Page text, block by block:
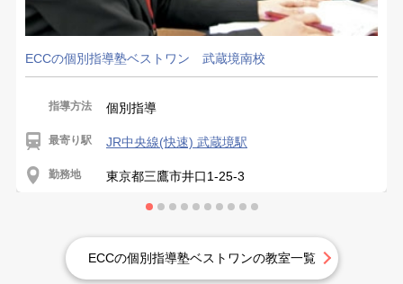
ECCの個別指導塾ベストワン 武蔵境南校
指導方法 個別指導
最寄り駅 JR中央線(快速) 武蔵境駅
勤務地 東京都三鷹市井口1-25-3
ECCの個別指導塾ベストワンの教室一覧